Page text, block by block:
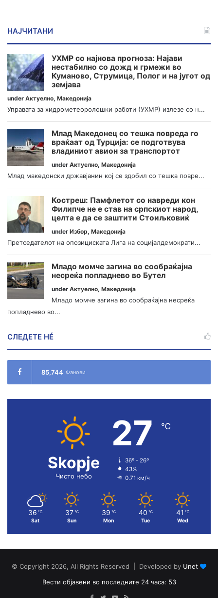
НАЈЧИТАНИ
УХМР со најнова прогноза: Најави
нестабилно со дожд и грмежи во
Куманово, Струмица, Полог и на југот од
земјава
under Актуелно, Македонија
Управата за хидрометеоролошки работи (УХМР) излезе со н...
Млад Македонец со тешка повреда го
враќаат од Турција: се подготвува
владиниот авион за транспортот
under Актуелно, Македонија
Млад македонски државјанин кој се здобил со тешка повре...
Костреш: Памфлетот со навреди кон
Филипче не е став на српскиот народ,
целта е да се заштити Стоиљковиќ
under Избор, Македонија
Претседателот на опозициската Лига на социјалдемократи...
Младо момче загина во сообраќајна
несреќа попладнево во Бутел
under Актуелно, Македонија
Младо момче загина во сообраќајна несреќа
попладнево во...
СЛЕДЕТЕ НÉ
85,744 Фанови
Skopje
Чисто небо
27 ℃
36º - 26º
43%
0.71 км/ч
36 ℃
Sat
37 ℃
Sun
39 ℃
Mon
40 ℃
Tue
41 ℃
Wed
© Copyright 2026, All Rights Reserved | Developed by Unet
Вести објавени во последните 24 часа: 53